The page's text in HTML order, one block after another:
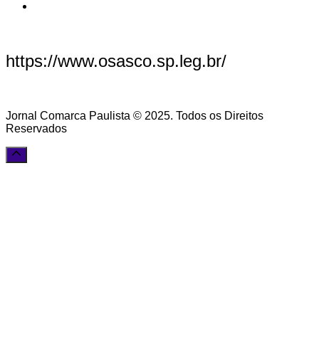
https://www.osasco.sp.leg.br/
Jornal Comarca Paulista © 2025. Todos os Direitos
Reservados